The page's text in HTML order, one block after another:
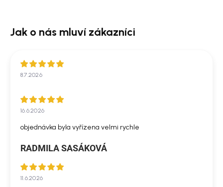
8.7.2026
16.6.2026
objednávka byla vyřízena velmi rychle
RADMILA SASÁKOVÁ
11.6.2026